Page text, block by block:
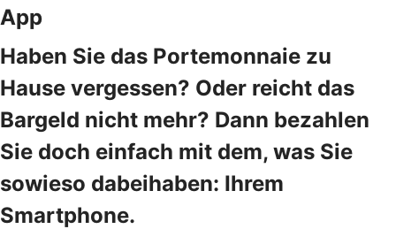
App
Haben Sie das Portemonnaie zu
Hause vergessen? Oder reicht das
Bargeld nicht mehr? Dann bezahlen
Sie doch einfach mit dem, was Sie
sowieso dabeihaben: Ihrem
Smartphone.